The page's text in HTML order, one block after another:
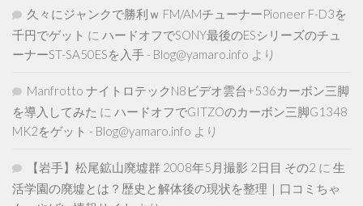
久々にジャンクで勝利ｗ FM/AMチューナーPioneer F-D3を
千円でゲット に ハードオフでSONY最後のESシリーズのチュ
ーナーST-SA50ESを入手 - Blog@yamaro.info より
Manfrotto ナイトロテックN8ビデオ雲台+536カーボン三脚
を導入してみた に ハードオフでGITZOのカーボン三脚G1348
MK2をゲット - Blog@yamaro.info より
【岩手】松尾鉱山廃墟群 2008年5月撮影 2日目 その2 に 生
活学園の廃墟とは？歴史と解体後の現状を整理｜口コミちゃ